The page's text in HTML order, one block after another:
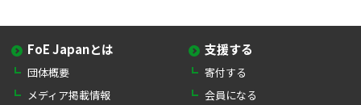
FoE Japanとは
団体概要
メディア掲載情報
支援する
寄付する
会員になる